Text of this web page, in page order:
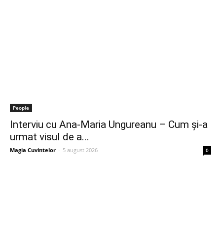
People
Interviu cu Ana-Maria Ungureanu – Cum și-a
urmat visul de a...
Magia Cuvintelor - 5 august 2026 0